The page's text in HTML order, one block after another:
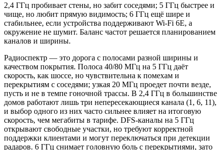
2,4 ГГц пробивает стены, но забит соседями; 5 ГГц быстрее и
чище, но любит прямую видимость; 6 ГГц ещё шире и
стабильнее, если устройства поддерживают Wi‑Fi 6E, а
окружение не шумит. Баланс частот решается планированием
каналов и ширины.
Радиоспектр — это дорога с полосами разной ширины и
качеством покрытия. Полоса 40/80 МГц на 5 ГГц даёт
скорость, как шоссе, но чувствительна к помехам и
перекрытиям с соседями; узкая 20 МГц проедет почти везде,
пусть и не в темпе гоночной трассы. В 2,4 ГГц в большинстве
домов работают лишь три непересекающиеся канала (1, 6, 11),
и выбор одного из них часто сильнее влияет на итоговую
скорость, чем мегабиты в тарифе. DFS-каналы на 5 ГГц
открывают свободные участки, но требуют корректной
поддержки клиентами и могут переключаться при детекции
радаров. 6 ГГц снимает головную боль с перекрытиями, зато